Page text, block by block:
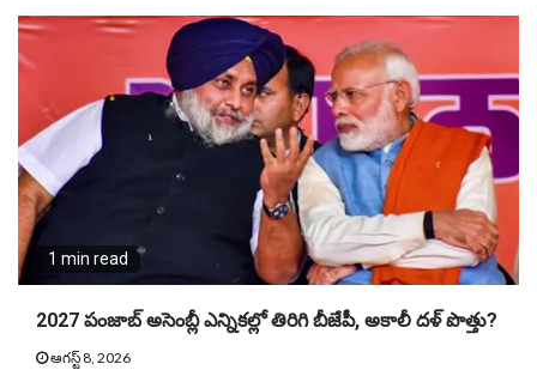
1 min read
2027 పంజాబ్ అసెంబ్లీ ఎన్నికల్లో తిరిగి బీజేపీ, అకాలీ దళ్ పొత్తు?
ఆగస్ట్ 8, 2026